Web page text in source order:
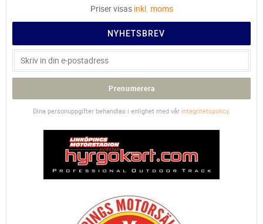
Priser visas inkl. moms
NYHETSBREV
Prenumerera
Dina personuppgifter behandlas i enlighet med vår integritetspolicy.